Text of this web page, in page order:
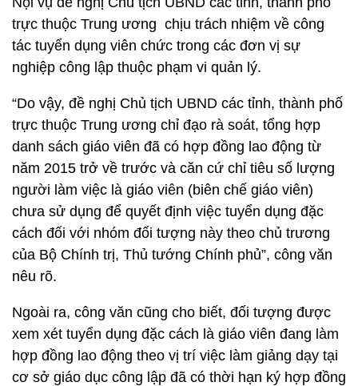
trực thuộc Trung ương chịu trách nhiệm về công
tác tuyển dụng viên chức trong các đơn vị sự
nghiệp công lập thuộc phạm vi quản lý.
“Do vậy, đề nghị Chủ tịch UBND các tỉnh, thành phố
trực thuộc Trung ương chỉ đạo rà soát, tổng hợp
danh sách giáo viên đã có hợp đồng lao động từ
năm 2015 trở về trước và căn cứ chỉ tiêu số lượng
người làm việc là giáo viên (biên chế giáo viên)
chưa sử dụng để quyết định việc tuyển dụng đặc
cách đối với nhóm đối tượng này theo chủ trương
của Bộ Chính trị, Thủ tướng Chính phủ”, công văn
nêu rõ.
Ngoài ra, công văn cũng cho biết, đối tượng được
xem xét tuyển dụng đặc cách là giáo viên đang làm
hợp đồng lao động theo vị trí việc làm giảng dạy tại
cơ sở giáo dục công lập đã có thời hạn ký hợp đồng